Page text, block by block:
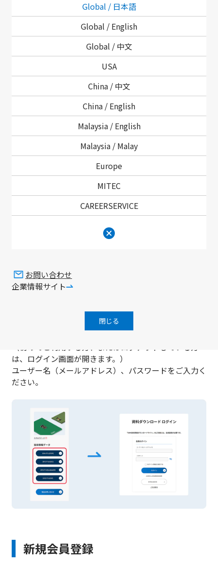
Global / 日本語
Global / English
Global / 中文
USA
China / 中文
China / English
Malaysia / English
Malaysia / Malay
Europe
MITEC
CAREERSERVICE
お問い合わせ
企業情報サイト
閉じる
会員登録がお済みでない方は、新規会員登録手順
製品情報サイトTOPページから利用する
ヘッダー右上の「ログイン」ボタンを押してください。
ログイン後、製品詳細ページの「技術データ」から、必
要な項目を選んでクリックでダウンロードいただけま
す。
製品詳細ページからご利用の場合
「技術情報データ」から必要なデータを選択してくださ
（初めてご利用する方、またはログアウトしている方
は、ログイン画面が開きます。）
ユーザー名（メールアドレス）、パスワードをご入力く
ださい。
新規会員登録